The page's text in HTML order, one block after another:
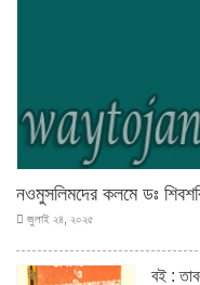
নওমুসলিমদের কলমে ডঃ
জুলাই ২৪, ২০২৫
বই :